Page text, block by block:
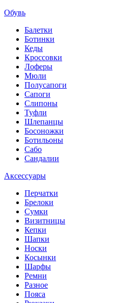
Обувь
Балетки
Ботинки
Кеды
Кроссовки
Лоферы
Мюли
Полусапоги
Сапоги
Слипоны
Туфли
Шлепанцы
Босоножки
Ботильоны
Сабо
Сандалии
Аксессуары
Перчатки
Брелоки
Сумки
Визитницы
Кепки
Шапки
Носки
Косынки
Шарфы
Ремни
Разное
Пояса